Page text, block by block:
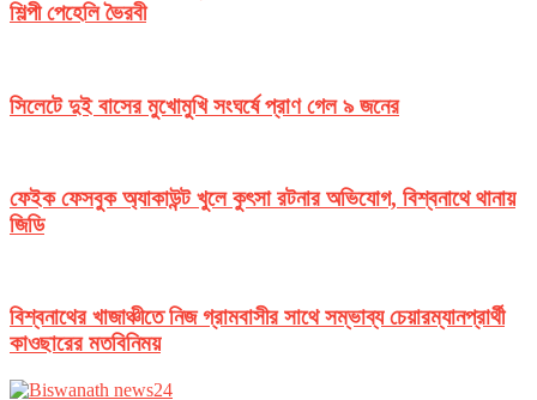
শিল্পী পেহেলি ভৈরবী
সিলেটে দুই বাসের মুখোমুখি সংঘর্ষে প্রাণ গেল ৯ জনের
ফেইক ফেসবুক অ্যাকাউন্ট খুলে কুৎসা রটনার অভিযোগ, বিশ্বনাথে থানায়
জিডি
বিশ্বনাথের খাজাঞ্চীতে নিজ গ্রামবাসীর সাথে সম্ভাব্য চেয়ারম্যানপ্রার্থী
কাওছারের মতবিনিময়